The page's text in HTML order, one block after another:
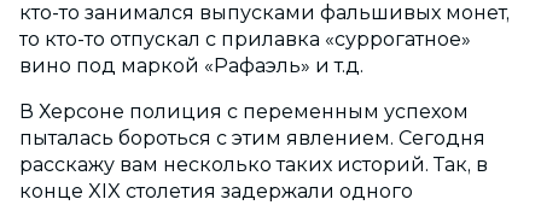
кто-то занимался выпусками фальшивых монет,
то кто-то отпускал с прилавка «суррогатное»
вино под маркой «Рафаэль» и т.д.
В Херсоне полиция с переменным успехом
пыталась бороться с этим явлением. Сегодня
расскажу вам несколько таких историй. Так, в
конце XIX столетия задержали одного